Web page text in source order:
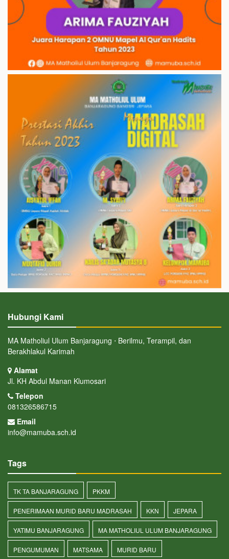
Hubungi Kami
MA Matholiul Ulum Banjaragung ⋅ Berilmu, Terampil, dan
Berakhlakul Karimah
Alamat
Jl. KH Abdul Manan Klumosari
Telepon
081326586715
Email
info@mamuba.sch.id
Tags
TK TA BANJARAGUNG PKKM
PENERIMAAN MURID BARU MADRASAH KKN JEPARA
YATIMU BANJARAGUNG MA MATHOLIUL ULUM BANJARAGUNG
PENGUMUMAN MATSAMA MURID BARU